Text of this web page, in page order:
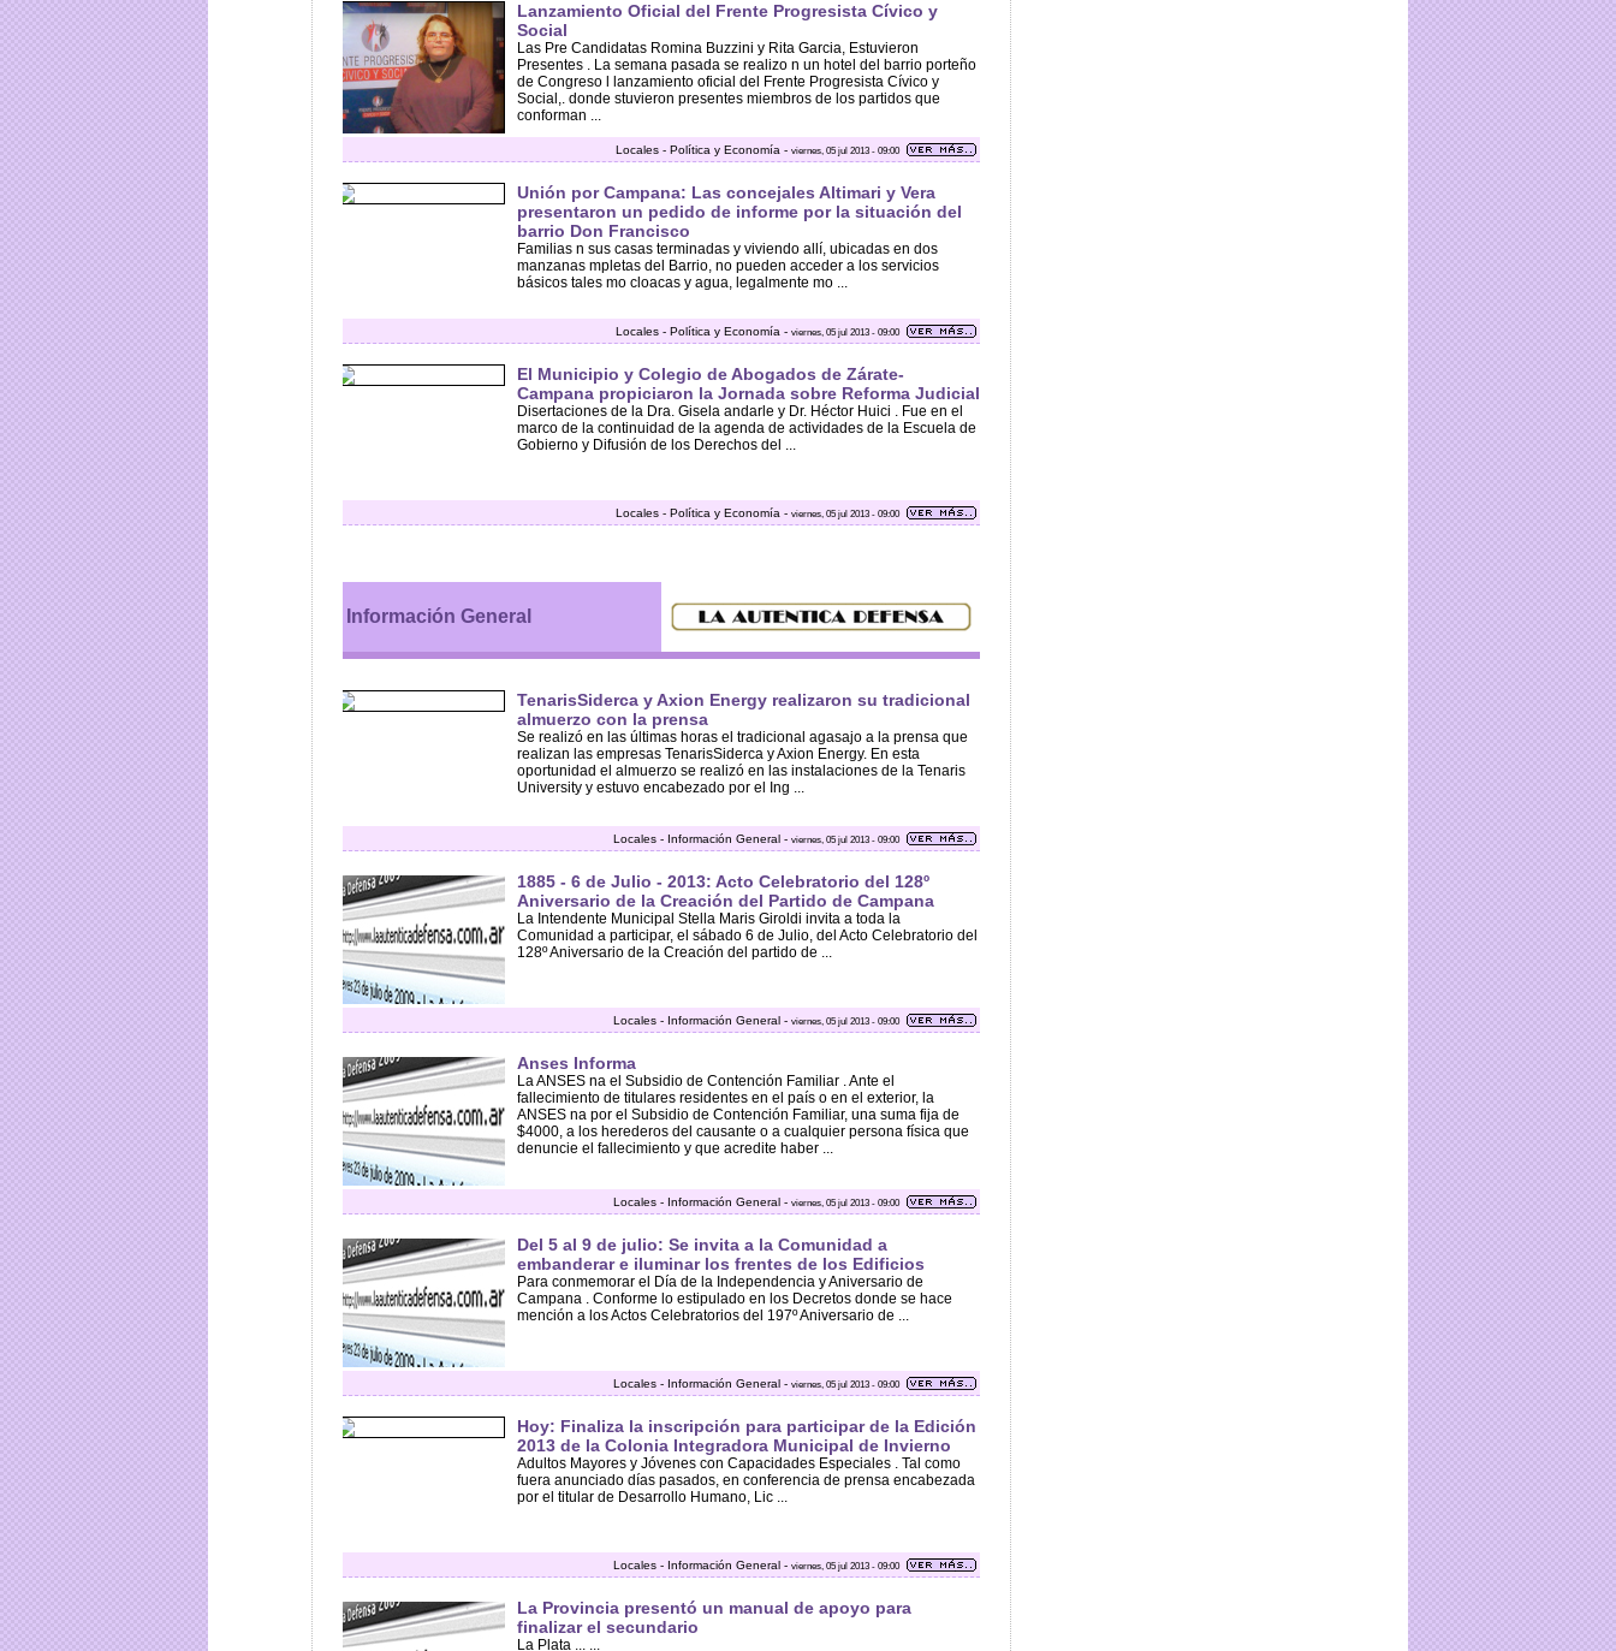
Lanzamiento Oficial del Frente Progresista Cívico y
Social
Las Pre Candidatas Romina Buzzini y Rita Garcia, Estuvieron
Presentes . La semana pasada se realizo n un hotel del barrio porteño
de Congreso l lanzamiento oficial del Frente Progresista Cívico y
Social,. donde stuvieron presentes miembros de los partidos que
conforman ...
Locales - Política y Economía - viernes, 05 jul 2013 - 09:00
Unión por Campana: Las concejales Altimari y Vera
presentaron un pedido de informe por la situación del
barrio Don Francisco
Familias n sus casas terminadas y viviendo allí, ubicadas en dos
manzanas mpletas del Barrio, no pueden acceder a los servicios
básicos tales mo cloacas y agua, legalmente mo ...
Locales - Política y Economía - viernes, 05 jul 2013 - 09:00
El Municipio y Colegio de Abogados de Zárate-
Campana propiciaron la Jornada sobre Reforma Judicial
Disertaciones de la Dra. Gisela andarle y Dr. Héctor Huici . Fue en el
marco de la continuidad de la agenda de actividades de la Escuela de
Gobierno y Difusión de los Derechos del ...
Locales - Política y Economía - viernes, 05 jul 2013 - 09:00
Información General
TenarisSiderca y Axion Energy realizaron su tradicional
almuerzo con la prensa
Se realizó en las últimas horas el tradicional agasajo a la prensa que
realizan las empresas TenarisSiderca y Axion Energy. En esta
oportunidad el almuerzo se realizó en las instalaciones de la Tenaris
University y estuvo encabezado por el Ing ...
Locales - Información General - viernes, 05 jul 2013 - 09:00
1885 - 6 de Julio - 2013: Acto Celebratorio del 128º
Aniversario de la Creación del Partido de Campana
La Intendente Municipal Stella Maris Giroldi invita a toda la
Comunidad a participar, el sábado 6 de Julio, del Acto Celebratorio del
128º Aniversario de la Creación del partido de ...
Locales - Información General - viernes, 05 jul 2013 - 09:00
Anses Informa
La ANSES na el Subsidio de Contención Familiar . Ante el
fallecimiento de titulares residentes en el país o en el exterior, la
ANSES na por el Subsidio de Contención Familiar, una suma fija de
$4000, a los herederos del causante o a cualquier persona física que
denuncie el fallecimiento y que acredite haber ...
Locales - Información General - viernes, 05 jul 2013 - 09:00
Del 5 al 9 de julio: Se invita a la Comunidad a
embanderar e iluminar los frentes de los Edificios
Para conmemorar el Día de la Independencia y Aniversario de
Campana . Conforme lo estipulado en los Decretos donde se hace
mención a los Actos Celebratorios del 197º Aniversario de ...
Locales - Información General - viernes, 05 jul 2013 - 09:00
Hoy: Finaliza la inscripción para participar de la Edición
2013 de la Colonia Integradora Municipal de Invierno
Adultos Mayores y Jóvenes con Capacidades Especiales . Tal como
fuera anunciado días pasados, en conferencia de prensa encabezada
por el titular de Desarrollo Humano, Lic ...
Locales - Información General - viernes, 05 jul 2013 - 09:00
La Provincia presentó un manual de apoyo para
finalizar el secundario
La Plata ... ...